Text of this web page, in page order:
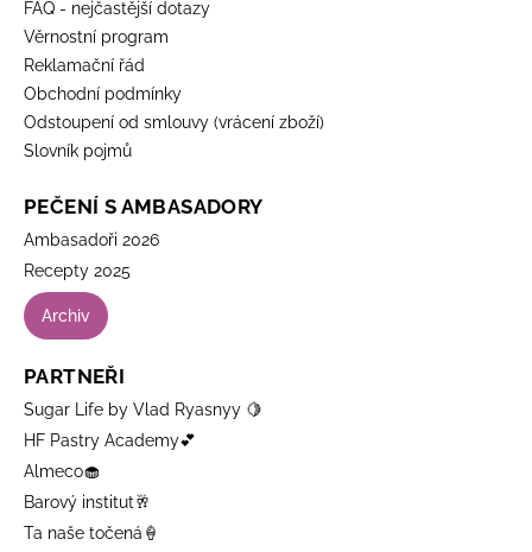
FAQ - nejčastější dotazy
Věrnostní program
Reklamační řád
Obchodní podmínky
Odstoupení od smlouvy (vrácení zboží)
Slovník pojmů
PEČENÍ S AMBASADORY
Ambasadoři 2026
Recepty 2025
Archiv
PARTNEŘI
Sugar Life by Vlad Ryasnyy 🍋
HF Pastry Academy💕
Almeco🧁
Barový institut🥂
Ta naše točená🍦